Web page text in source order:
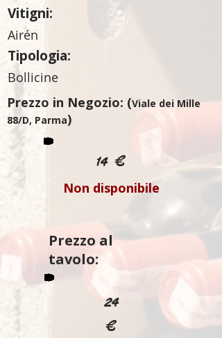
Vitigni:
Airén
Tipologia:
Bollicine
Prezzo in Negozio: (Viale dei Mille
88/D, Parma)
14 €
Non disponibile
Prezzo al
tavolo:
24
€